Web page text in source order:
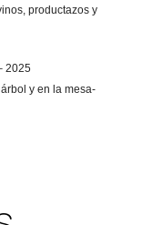
productazos y
2025
y en la mesa-